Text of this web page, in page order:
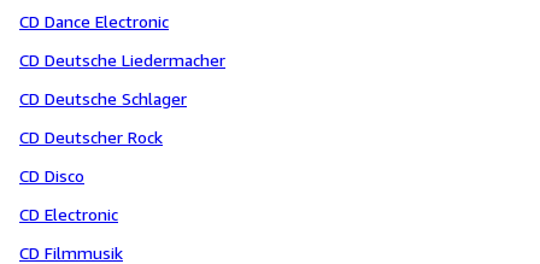
CD Dance Electronic
CD Deutsche Liedermacher
CD Deutsche Schlager
CD Deutscher Rock
CD Disco
CD Electronic
CD Filmmusik